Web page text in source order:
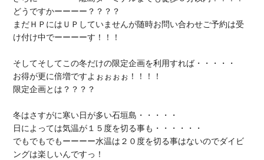
どうですかーーーー？？？？
まだＨＰにはＵＰしていませんが随時お問い合わせご予約は受
け付け中でーーーーす！！！
そしてそしてこの冬だけの限定企画を利用すれば・・・・・
お得が更に倍増ですよぉぉぉぉ！！！！
限定企画とは？？？？
冬はさすがに寒い日が多い石垣島・・・・・
日によっては気温が１５度を切る事も・・・・・・
でもでもでもーーーー水温は２０度を切る事はないのでダイビ
ングは楽しいんですっ！